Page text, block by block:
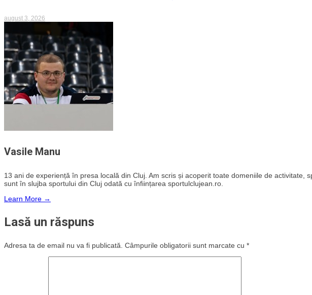
august 3, 2026
Vasile Manu
13 ani de experiență în presa locală din Cluj. Am scris și acoperit toate domeniile de activitate,
sunt în slujba sportului din Cluj odată cu înființarea sportulclujean.ro.
Learn More →
Lasă un răspuns
Adresa ta de email nu va fi publicată. Câmpurile obligatorii sunt marcate cu *